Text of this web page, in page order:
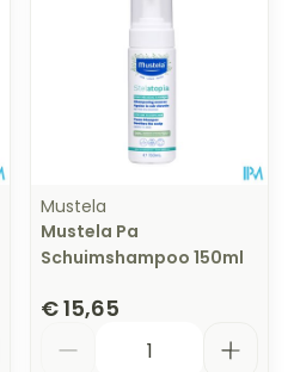
Mustela
Mustela Pa
Schuimshampoo 150ml
€ 15,65